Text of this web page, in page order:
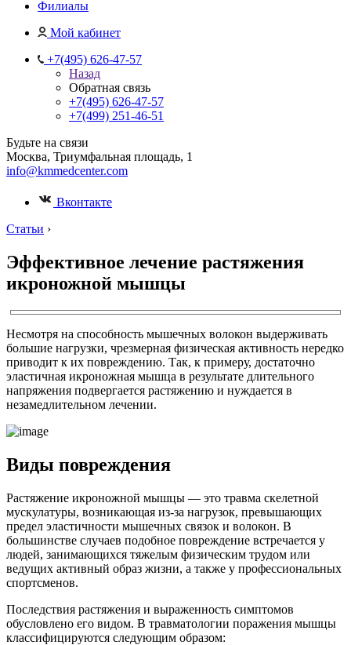
Филиалы
Мой кабинет
+7(495) 626-47-57
Назад
Обратная связь
+7(495) 626-47-57
+7(499) 251-46-51
Будьте на связи
Москва, Триумфальная площадь, 1
info@kmmedcenter.com
Вконтакте
Статьи ›
Эффективное лечение растяжения
икроножной мышцы
Несмотря на способность мышечных волокон выдерживать
большие нагрузки, чрезмерная физическая активность нередко
приводит к их повреждению. Так, к примеру, достаточно
эластичная икроножная мышца в результате длительного
напряжения подвергается растяжению и нуждается в
незамедлительном лечении.
Виды повреждения
Растяжение икроножной мышцы — это травма скелетной
мускулатуры, возникающая из-за нагрузок, превышающих
предел эластичности мышечных связок и волокон. В
большинстве случаев подобное повреждение встречается у
людей, занимающихся тяжелым физическим трудом или
ведущих активный образ жизни, а также у профессиональных
спортсменов.
Последствия растяжения и выраженность симптомов
обусловлено его видом. В травматологии поражения мышцы
классифицируются следующим образом: